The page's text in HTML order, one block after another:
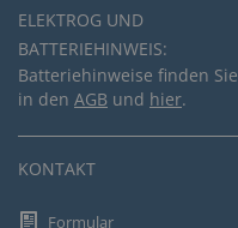
ELEKTROG UND
BATTERIEHINWEIS:
Batteriehinweise finden Sie
in den AGB und hier.
KONTAKT
Formular